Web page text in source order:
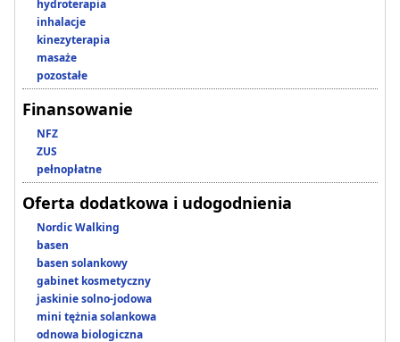
hydroterapia
inhalacje
kinezyterapia
masaże
pozostałe
Finansowanie
NFZ
ZUS
pełnopłatne
Oferta dodatkowa i udogodnienia
Nordic Walking
basen
basen solankowy
gabinet kosmetyczny
jaskinie solno-jodowa
mini tężnia solankowa
odnowa biologiczna